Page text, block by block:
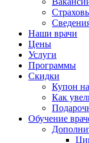
Наши врачи
Цены
Услуги
Программы
Скидки
Купон
Как
Обучение